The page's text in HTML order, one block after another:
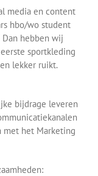
media en content
hbo/wo student
hebben wij
sportkleding
lekker ruikt.
bijdrage leveren
met het Marketing